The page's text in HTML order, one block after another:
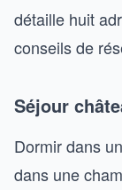
détaille huit
conseils de
Séjour
Dormir dans
dans une